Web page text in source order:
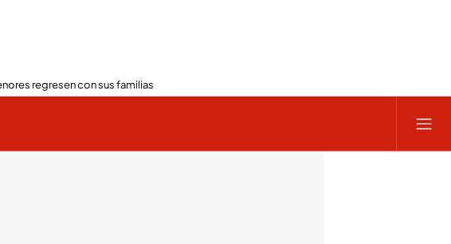
regresen con sus familias